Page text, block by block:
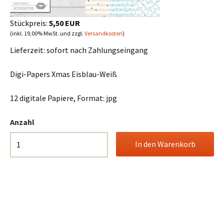
Stückpreis: 5,50 EUR
(inkl. 19,00% MwSt. und zzgl. Versandkosten)
Lieferzeit: sofort nach Zahlungseingang
Digi-Papers Xmas Eisblau-Weiß
12 digitale Papiere, Format: jpg
Anzahl